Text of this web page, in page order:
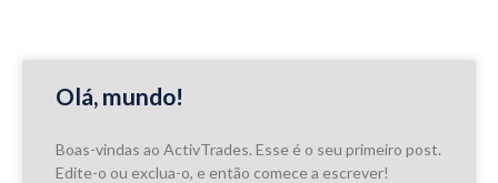
Olá, mundo!
Boas-vindas ao ActivTrades. Esse é o seu primeiro post.
Edite-o ou exclua-o, e então comece a escrever!